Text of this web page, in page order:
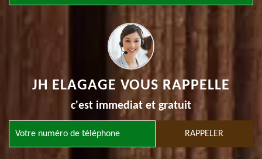
JH ELAGAGE VOUS RAPPELLE
c'est immediat et gratuit